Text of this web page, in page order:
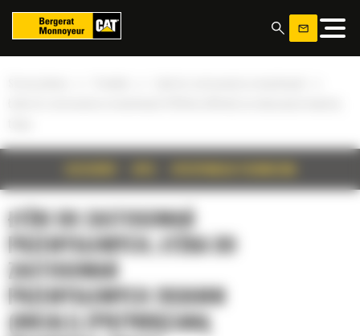
ŁYŻKI DO ZASTOSOWAŃ
PRZEMYSŁOWYCH, ŁYŻKA DO
ZASTOSOWAŃ
PRZEMYSŁOWYCH 2036MM
(80CALI) ZPRZYKRĘCANĄ
Panel zarządzania plikami cookies